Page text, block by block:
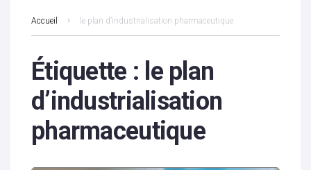
Accueil le plan d’industrialisation pharmaceutique
Étiquette : le plan
d’industrialisation
pharmaceutique